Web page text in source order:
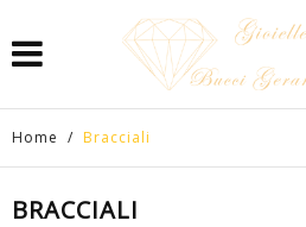
Home / Bracciali
BRACCIALI